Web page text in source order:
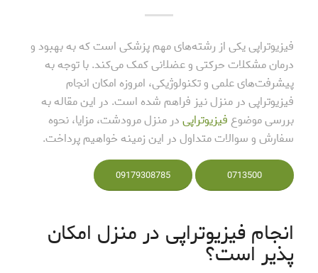
فیزیوتراپی یکی از رشته‌های مهم پزشکی است که به بهبود و
درمان مشکلات حرکتی و عضلانی کمک می‌کند. با توجه به
پیشرفت‌های علمی و تکنولوژیکی، امروزه امکان انجام
فیزیوتراپی در منزل نیز فراهم شده است. در این مقاله به
بررسی موضوع فیزیوتراپیدر منزل مرودشت، مزایا، نحوه
سفارش و سوالات متداول در این زمینه خواهیم پرداخت.
0713500
09179308785
انجام فیزیوتراپی در منزل امکان
پذیر است؟